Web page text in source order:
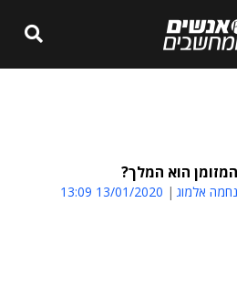
המזומן הוא המלך?
נחמה אלמוג 13/01/2020 13:09